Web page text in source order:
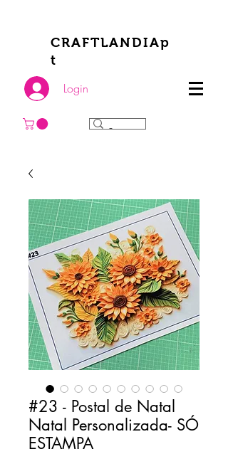
CRAFTLANDIAp
t
Login
#23 - Postal de Natal
Natal Personalizada- SÓ
ESTAMPA